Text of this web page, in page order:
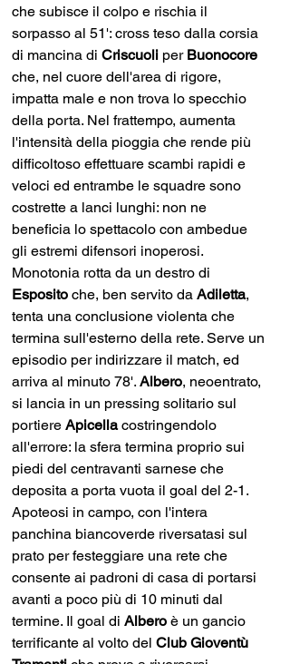
che subisce il colpo e rischia il
sorpasso al 51': cross teso dalla corsia
di mancina di Criscuoli per Buonocore
che, nel cuore dell'area di rigore,
impatta male e non trova lo specchio
della porta. Nel frattempo, aumenta
l'intensità della pioggia che rende più
difficoltoso effettuare scambi rapidi e
veloci ed entrambe le squadre sono
costrette a lanci lunghi: non ne
beneficia lo spettacolo con ambedue
gli estremi difensori inoperosi.
Monotonia rotta da un destro di
Esposito che, ben servito da Adiletta,
tenta una conclusione violenta che
termina sull'esterno della rete. Serve un
episodio per indirizzare il match, ed
arriva al minuto 78'. Albero, neoentrato,
si lancia in un pressing solitario sul
portiere Apicella costringendolo
all'errore: la sfera termina proprio sui
piedi del centravanti sarnese che
deposita a porta vuota il goal del 2-1.
Apoteosi in campo, con l'intera
panchina biancoverde riversatasi sul
prato per festeggiare una rete che
consente ai padroni di casa di portarsi
avanti a poco più di 10 minuti dal
termine. Il goal di Albero è un gancio
terrificante al volto del Club Gioventù